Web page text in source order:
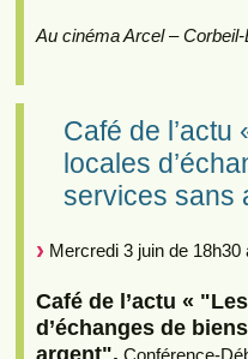
Au cinéma Arcel –
Café de
locales
services sans
Mercredi 3 juin de 18h30
Café de l’actu «
d’échanges de
argent". Conférence-